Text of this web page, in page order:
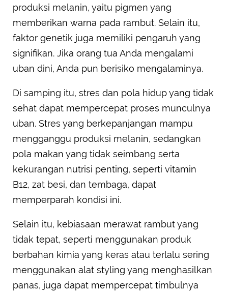
produksi melanin, yaitu pigmen yang
memberikan warna pada rambut. Selain itu,
faktor genetik juga memiliki pengaruh yang
signifikan. Jika orang tua Anda mengalami
uban dini, Anda pun berisiko mengalaminya.
Di samping itu, stres dan pola hidup yang tidak
sehat dapat mempercepat proses munculnya
uban. Stres yang berkepanjangan mampu
mengganggu produksi melanin, sedangkan
pola makan yang tidak seimbang serta
kekurangan nutrisi penting, seperti vitamin
B12, zat besi, dan tembaga, dapat
memperparah kondisi ini.
Selain itu, kebiasaan merawat rambut yang
tidak tepat, seperti menggunakan produk
berbahan kimia yang keras atau terlalu sering
menggunakan alat styling yang menghasilkan
panas, juga dapat mempercepat timbulnya